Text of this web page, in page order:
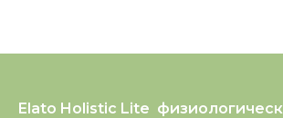
Elato Holistic Lite